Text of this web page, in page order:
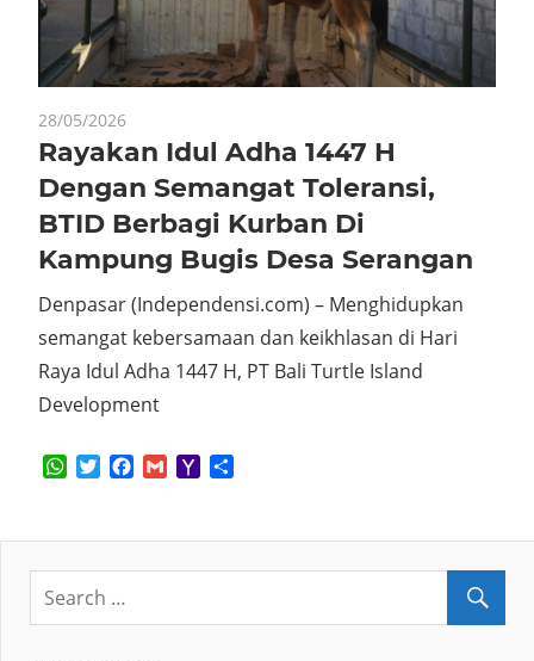
28/05/2026
Rayakan Idul Adha 1447 H
Dengan Semangat Toleransi,
BTID Berbagi Kurban Di
Kampung Bugis Desa Serangan
Denpasar (Independensi.com) – Menghidupkan
semangat kebersamaan dan keikhlasan di Hari
Raya Idul Adha 1447 H, PT Bali Turtle Island
Development
WhatsApp
TwitterFacebook
GmailYahoo